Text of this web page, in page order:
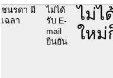
ชนรดา มี
เฉลา
ไม่ได้
รับ E-
mail
ยืนยัน
ไม่ไ
ใหม่